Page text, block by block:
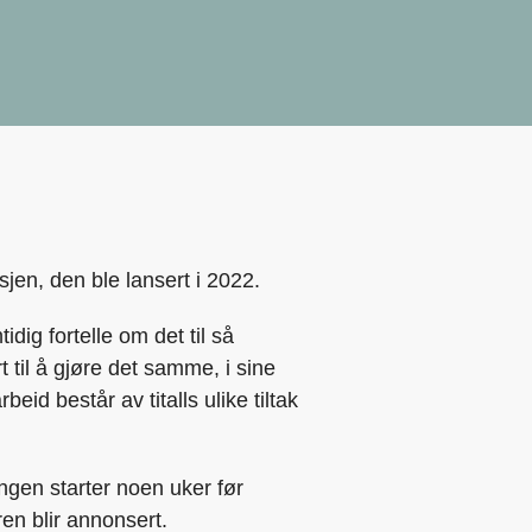
den ble lansert i 2022.
fortelle om det til så
til å gjøre det samme, i sine
består av titalls ulike tiltak
starter noen uker før
blir annonsert.